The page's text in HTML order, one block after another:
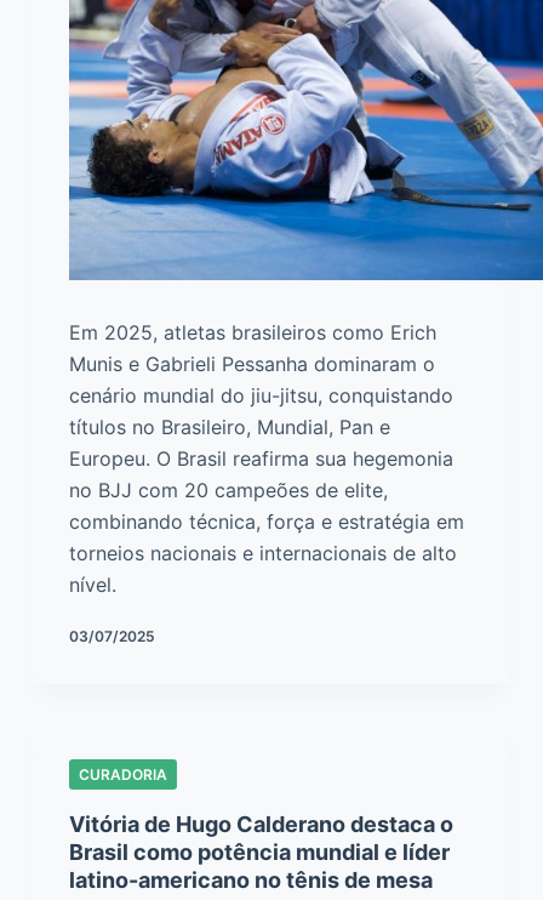
Em 2025, atletas brasileiros como Erich
Munis e Gabrieli Pessanha dominaram o
cenário mundial do jiu-jitsu, conquistando
títulos no Brasileiro, Mundial, Pan e
Europeu. O Brasil reafirma sua hegemonia
no BJJ com 20 campeões de elite,
combinando técnica, força e estratégia em
torneios nacionais e internacionais de alto
nível.
03/07/2025
CURADORIA
Vitória de Hugo Calderano destaca o
Brasil como potência mundial e líder
latino-americano no tênis de mesa